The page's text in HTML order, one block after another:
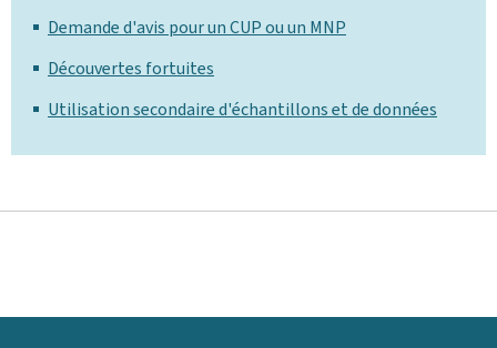
Demande d'avis pour un CUP ou un MNP
Découvertes fortuites
Utilisation secondaire d'échantillons et de données